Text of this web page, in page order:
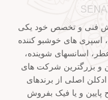
فنی و تخصص خود یکی
اسپری های خوشبو کننده
اسانسهای شوینده،
و بزرگترین شرکت های
اصلی از برندهای
و یا فیک بفروش